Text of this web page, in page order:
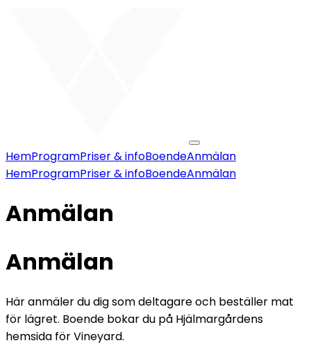
HemProgramPriser & infoBoendeAnmälan
HemProgramPriser & infoBoendeAnmälan
Anmälan
Anmälan
Här anmäler du dig som deltagare och beställer mat
för lägret. Boende bokar du på Hjälmargårdens
hemsida för Vineyard.